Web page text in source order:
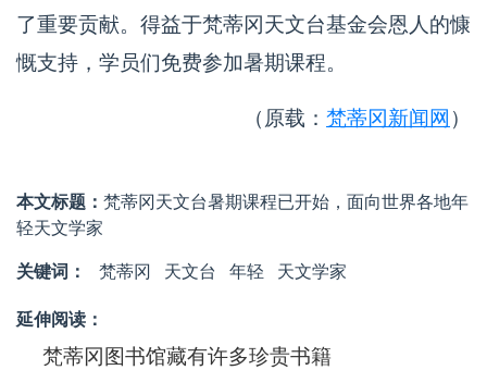
了重要贡献。得益于梵蒂冈天文台基金会恩人的慷
慨支持，学员们免费参加暑期课程。
（原载： 梵蒂冈新闻网 ）
本文标题： 梵蒂冈天文台暑期课程已开始，面向世界各地年
轻天文学家
关键词： 梵蒂冈 天文台 年轻 天文学家
延伸阅读：
梵蒂冈图书馆藏有许多珍贵书籍